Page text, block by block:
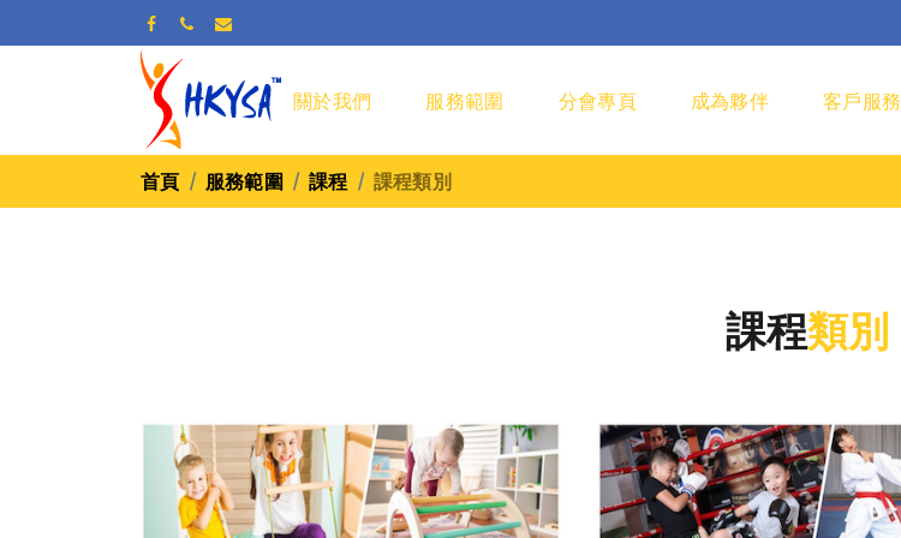
關於我們 服務範圍 分會專頁 成為夥伴 客戶服務
首頁 服務範圍 課程 課程類別
課程類別